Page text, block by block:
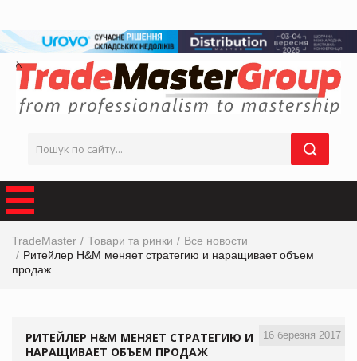
TradeMaster Товари та ринки
Все новости
Ритейлер H&M меняет стратегию и наращивает объем
продаж
16 березня 2017
РИТЕЙЛЕР H&M МЕНЯЕТ СТРАТЕГИЮ И
НАРАЩИВАЕТ ОБЪЕМ ПРОДАЖ